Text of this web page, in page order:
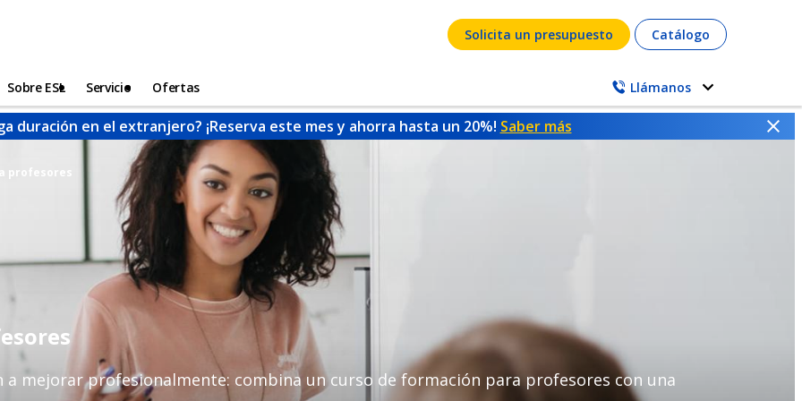
Solicita un presupuesto Catálogo
Sobre ESL Servicio Ofertas Llámanos
duración en el extranjero? ¡Reserva este mes y ahorra hasta un 20%! Saber más
profesores
a mejorar profesionalmente: combina un curso de formación para profesores con una